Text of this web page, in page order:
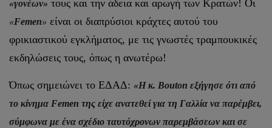
«γονέων» τους και την άδεια και αρωγή των Κρατών! Οι
«Femen» είναι οι διαπρύσιοι κράχτες αυτού του
φρικιαστικού εγκλήματος, με τις γνωστές τραμπουκικές
εκδηλώσεις τους, όπως η ανωτέρω!
Όπως σημειώνει το ΕΔΑΔ: «Η κ. Bouton εξήγησε ότι από
το κίνημα Femen της είχε ανατεθεί για τη Γαλλία να παρέμβει,
σύμφωνα με ένα σχέδιο ταυτόχρονων παρεμβάσεων και σε